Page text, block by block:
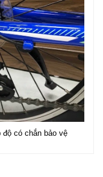
có chắn bảo vệ